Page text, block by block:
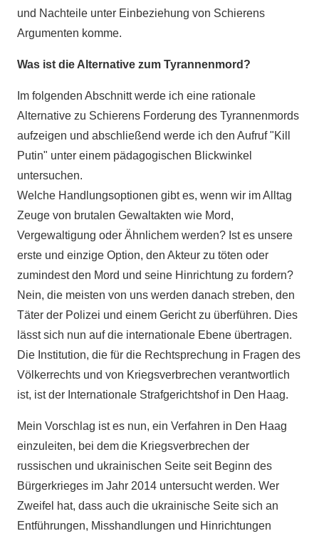
und Nachteile unter Einbeziehung von Schierens
Argumenten komme.
Was ist die Alternative zum Tyrannenmord?
Im folgenden Abschnitt werde ich eine rationale
Alternative zu Schierens Forderung des Tyrannenmords
aufzeigen und abschließend werde ich den Aufruf "Kill
Putin" unter einem pädagogischen Blickwinkel
untersuchen.
Welche Handlungsoptionen gibt es, wenn wir im Alltag
Zeuge von brutalen Gewaltakten wie Mord,
Vergewaltigung oder Ähnlichem werden? Ist es unsere
erste und einzige Option, den Akteur zu töten oder
zumindest den Mord und seine Hinrichtung zu fordern?
Nein, die meisten von uns werden danach streben, den
Täter der Polizei und einem Gericht zu überführen. Dies
lässt sich nun auf die internationale Ebene übertragen.
Die Institution, die für die Rechtsprechung in Fragen des
Völkerrechts und von Kriegsverbrechen verantwortlich
ist, ist der Internationale Strafgerichtshof in Den Haag.
Mein Vorschlag ist es nun, ein Verfahren in Den Haag
einzuleiten, bei dem die Kriegsverbrechen der
russischen und ukrainischen Seite seit Beginn des
Bürgerkrieges im Jahr 2014 untersucht werden. Wer
Zweifel hat, dass auch die ukrainische Seite sich an
Entführungen, Misshandlungen und Hinrichtungen